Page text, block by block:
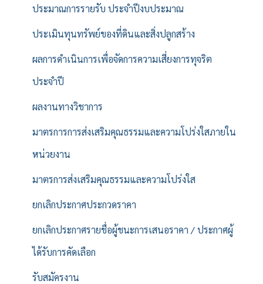
ประมาณการรายรับ ประจำปีงบประมาณ
ประเมินทุนทรัพย์ของที่ดินและสิ่งปลูกสร้าง
ผลการดำเนินการเพื่อจัดการความเสี่ยงการทุจริต
ประจำปี
ผลงานทางวิชาการ
มาตรการการส่งเสริมคุณธรรมและความโปร่งใสภายใน
หน่วยงาน
มาตรการส่งเสริมคุณธรรมและความโปร่งใส
ยกเลิกประกาศประกวดราคา
ยกเลิกประกาศรายชื่อผู้ชนะการเสนอราคา / ประกาศผู้
ได้รับการคัดเลือก
รับสมัครงาน